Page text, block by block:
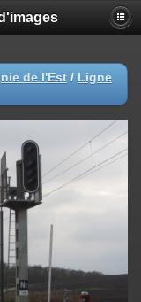
de l'Est / Ligne